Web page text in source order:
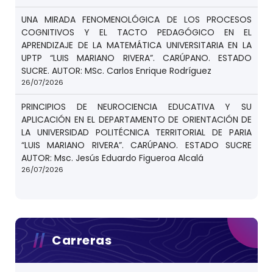
UNA MIRADA FENOMENOLÓGICA DE LOS PROCESOS
COGNITIVOS Y EL TACTO PEDAGÓGICO EN EL
APRENDIZAJE DE LA MATEMÁTICA UNIVERSITARIA EN LA
UPTP “LUIS MARIANO RIVERA”. CARÚPANO. ESTADO
SUCRE. AUTOR: MSc. Carlos Enrique Rodríguez
26/07/2026
PRINCIPIOS DE NEUROCIENCIA EDUCATIVA Y SU
APLICACIÓN EN EL DEPARTAMENTO DE ORIENTACIÓN DE
LA UNIVERSIDAD POLITÉCNICA TERRITORIAL DE PARIA
“LUIS MARIANO RIVERA”. CARÚPANO. ESTADO SUCRE
AUTOR: Msc. Jesús Eduardo Figueroa Alcalá
26/07/2026
Carreras